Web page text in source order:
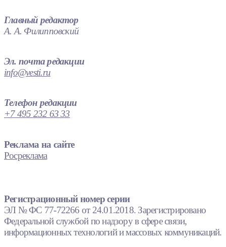
Главный редактор
А. А. Филипповский
Эл. почта редакции
info@vesti.ru
Телефон редакции
+7 495 232 63 33
Реклама на сайте
Росреклама
Регистрационный номер серии
ЭЛ № ФС 77-72266 от 24.01.2018. Зарегистрировано
Федеральной службой по надзору в сфере связи,
информационных технологий и массовых коммуникаций.